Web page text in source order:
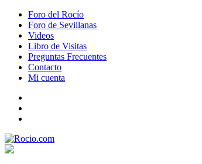
Foro del Rocío
Foro de Sevillanas
Videos
Libro de Visitas
Preguntas Frecuentes
Contacto
Mi cuenta